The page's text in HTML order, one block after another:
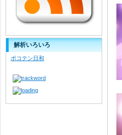
解析いろいろ
ポコテン日和